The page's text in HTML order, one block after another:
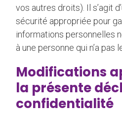
vos autres droits). Il s’agit
sécurité appropriée pour
informations personnelles
à une personne qui n’a pas
Modifications
la présente
confidentialité